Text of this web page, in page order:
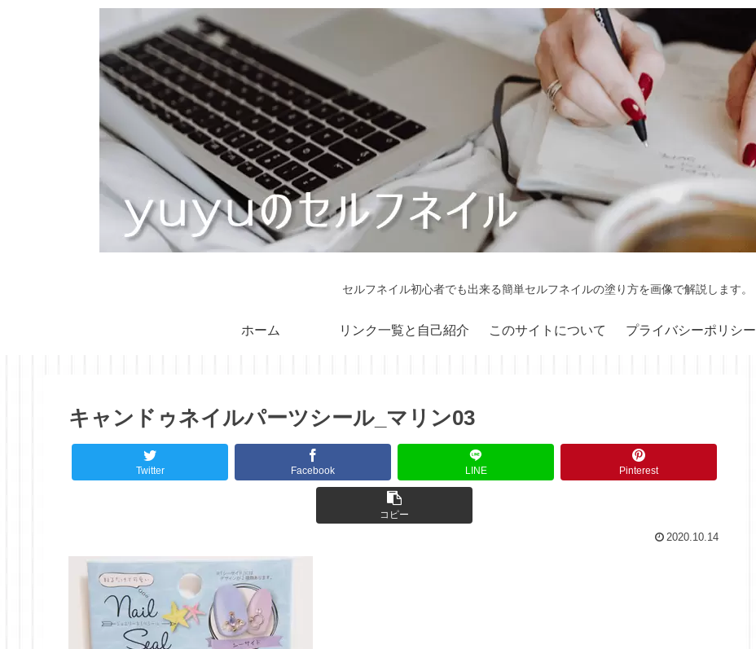
セルフネイル初心者でも出来る簡単セルフネイルの塗り方を画像で解説します。
ホーム リンク一覧と自己紹介 このサイトについて プライバシーポリシー
キャンドゥネイルパーツシール_マリン03
Twitter Facebook LINE Pinterest
コピー
2020.10.14